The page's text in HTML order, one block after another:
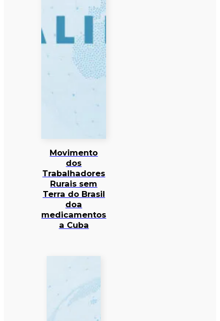
Movimento
dos
Trabalhadores
Rurais sem
Terra do Brasil
doa
medicamentos
a Cuba